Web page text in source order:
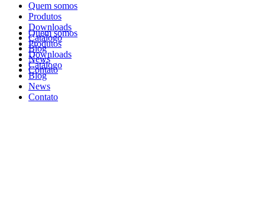
Quem somos
Produtos
Downloads
Catálogo
Blog
News
Contato
Quem somos
Produtos
Downloads
Catálogo
Blog
News
Contato